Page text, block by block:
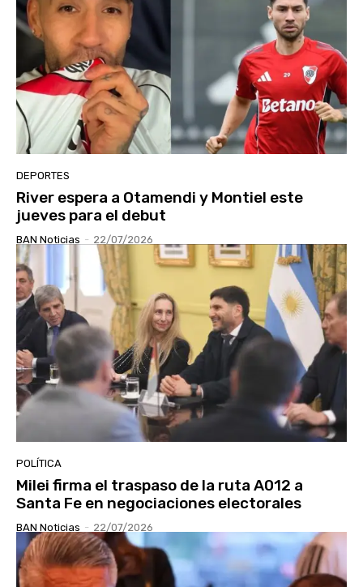
DEPORTES
River espera a Otamendi y Montiel este
jueves para el debut
BAN Noticias - 22/07/2026
POLÍTICA
Milei firma el traspaso de la ruta A012 a
Santa Fe en negociaciones electorales
BAN Noticias - 22/07/2026